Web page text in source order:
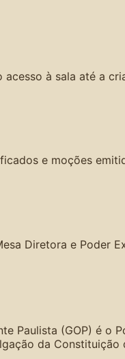
à sala até a
e moções
Diretora e Poder
Paulista (GOP) é
da Constituição